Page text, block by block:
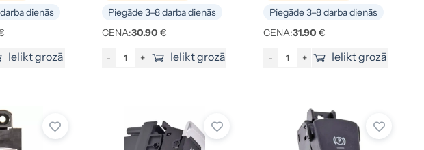
dienās
Ielikt grozā
Piegāde 3–8 darba dienās
CENA:30.90 €
- + Ielikt grozā
Piegāde 3–8 darba dienās
CENA:31.90 €
- + Ielikt grozā